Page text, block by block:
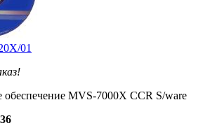
01
MVS-7000X CCR S/ware